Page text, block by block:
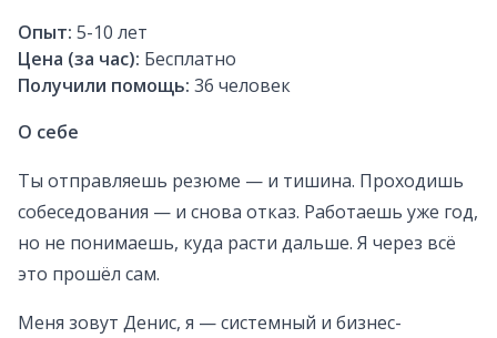
Опыт: 5-10 лет
Цена (за час): Бесплатно
Получили помощь: 36 человек
О себе
Ты отправляешь резюме — и тишина. Проходишь
собеседования — и снова отказ. Работаешь уже год,
но не понимаешь, куда расти дальше. Я через всё
это прошёл сам.
Меня зовут Денис, я — системный и бизнес-